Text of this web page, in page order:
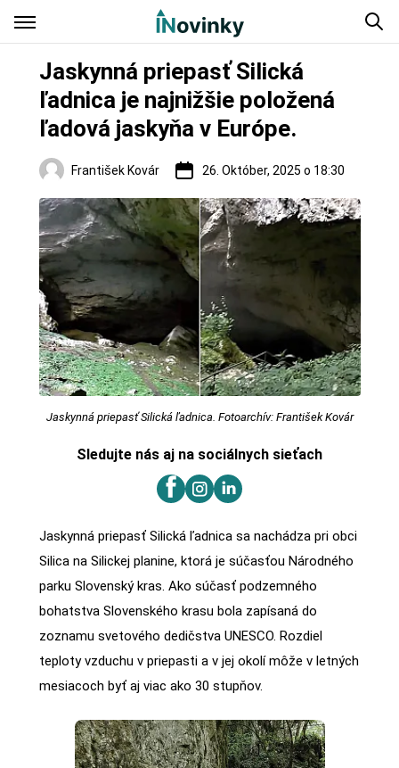
Jaskynná priepasť Silická
ľadnica je najnižšie položená
ľadová jaskyňa v Európe.
František Kovár 26. Október, 2025 o 18:30
Turistika
Jaskynná priepasť Silická ľadnica. Fotoarchív: František Kovár
Sledujte nás aj na sociálnych sieťach
Jaskynná priepasť Silická ľadnica sa nachádza pri obci
Silica na Silickej planine, ktorá je súčasťou Národného
parku Slovenský kras. Ako súčasť podzemného
bohatstva Slovenského krasu bola zapísaná do
zoznamu svetového dedičstva UNESCO. Rozdiel
teploty vzduchu v priepasti a v jej okolí môže v letných
mesiacoch byť aj viac ako 30 stupňov.